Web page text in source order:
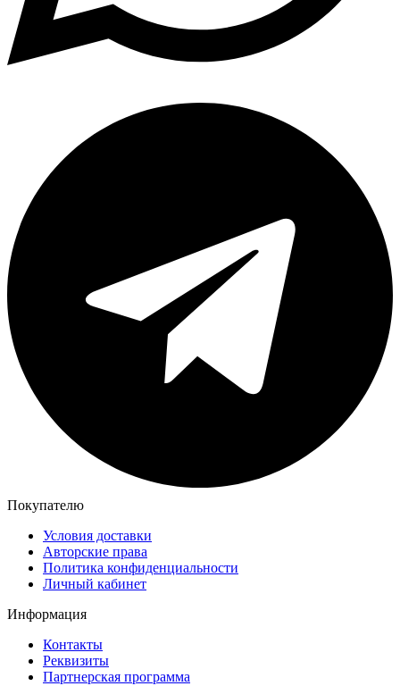
Покупателю
Условия доставки
Авторские права
Политика конфиденциальности
Личный кабинет
Информация
Контакты
Реквизиты
Партнерская программа